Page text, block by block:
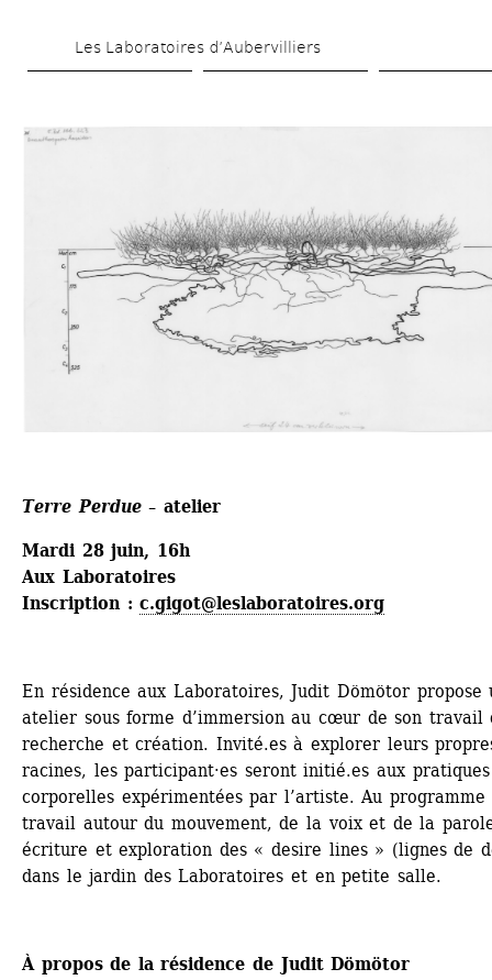
au
Les Laboratoires d’Aubervilliers
Terre Perdue– atelier
Mardi 28 juin, 16h
Aux Laboratoires
Inscription : c.gigot@leslaboratoires.org
En résidence aux Laboratoires, Judit Dömötor propose
atelier sous forme d’immersion au cœur de son travail
recherche et création. Invité.es à explorer leurs
racines, les participant·es seront initié.es aux pratiques
corporelles expérimentées par l’artiste. Au programme
travail autour du mouvement, de la voix et de la
écriture et exploration des « desire lines » (lignes de
dans le jardin des Laboratoires et en petite salle.
À propos de la résidence de Judit Dömötor